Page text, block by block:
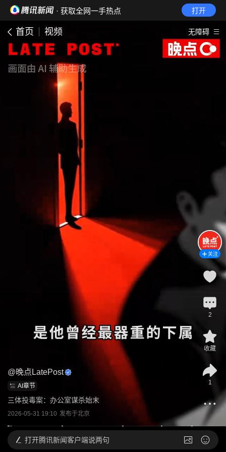
· 获取全网一手热点 打开
首页 视频 无障碍
@晚点LatePost
AI章节
三体投毒案：办公室谋杀始末
2026-05-31 19:10 发布于北京
关注
2
收藏
1
打开腾讯新闻客户端说两句